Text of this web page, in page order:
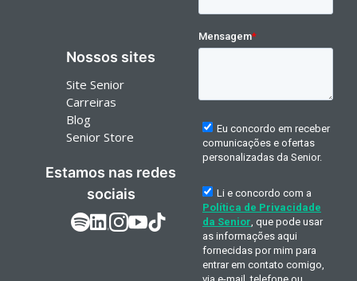
Nossos sites
Site Senior
Carreiras
Blog
Senior Store
Estamos nas redes
sociais